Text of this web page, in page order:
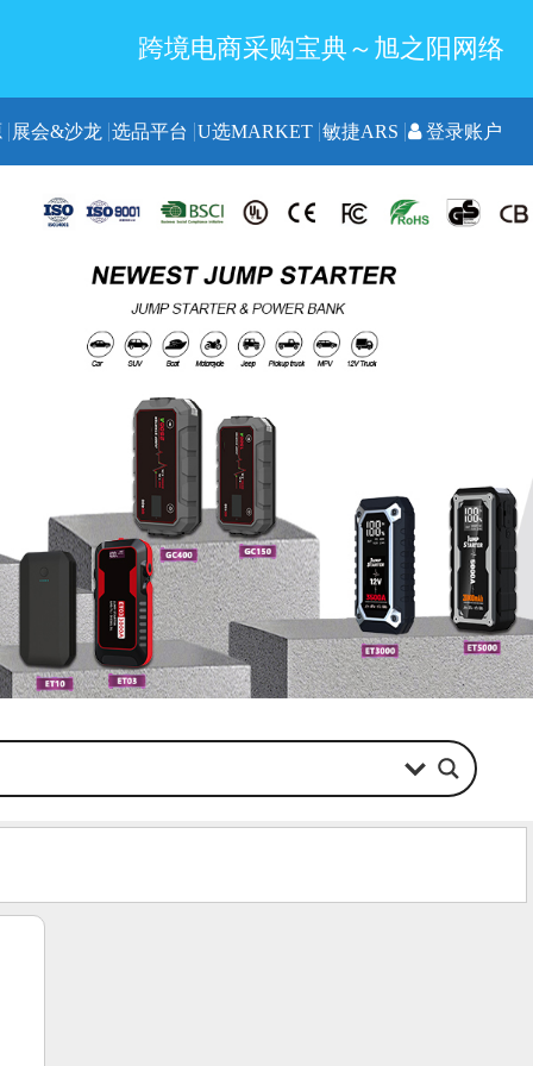
跨境电商采购宝典～旭之阳网络
展会&沙龙 选品平台 U选MARKET 敏捷ARS 登录账户